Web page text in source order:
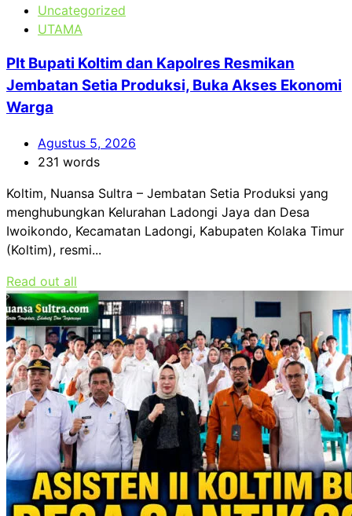
Uncategorized
UTAMA
Plt Bupati Koltim dan Kapolres Resmikan
Jembatan Setia Produksi, Buka Akses Ekonomi
Warga
Agustus 5, 2026
231 words
Koltim, Nuansa Sultra – Jembatan Setia Produksi yang
menghubungkan Kelurahan Ladongi Jaya dan Desa
Iwoikondo, Kecamatan Ladongi, Kabupaten Kolaka Timur
(Koltim), resmi...
Read out all